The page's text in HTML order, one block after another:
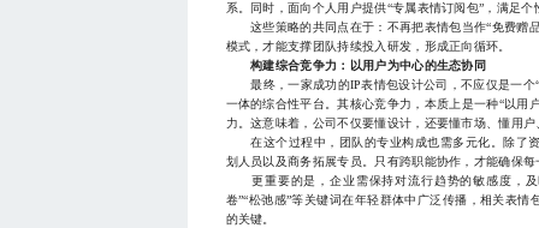
系。同时，面向个人用户提供“专属表情订阅包”，满足个
这些策略的共同点在于：不再把表情包当作“免费赠
模式，才能支撑团队持续投入研发，形成正向循环。
构建综合竞争力：以用户为中心的生态协同
最终，一家成功的IP表情包设计公司，不应仅是一个
一体的综合性平台。其核心竞争力，本质上是一种“以用
力。这意味着，公司不仅要懂设计，还要懂市场、懂用
在这个过程中，团队的专业构成也需多元化。除了
划人员以及商务拓展专员。只有跨职能协作，才能确保
更重要的是，企业需保持对流行趋势的敏感度，及
卷”“松弛感”等关键词在年轻群体中广泛传播，相关表
的关键。